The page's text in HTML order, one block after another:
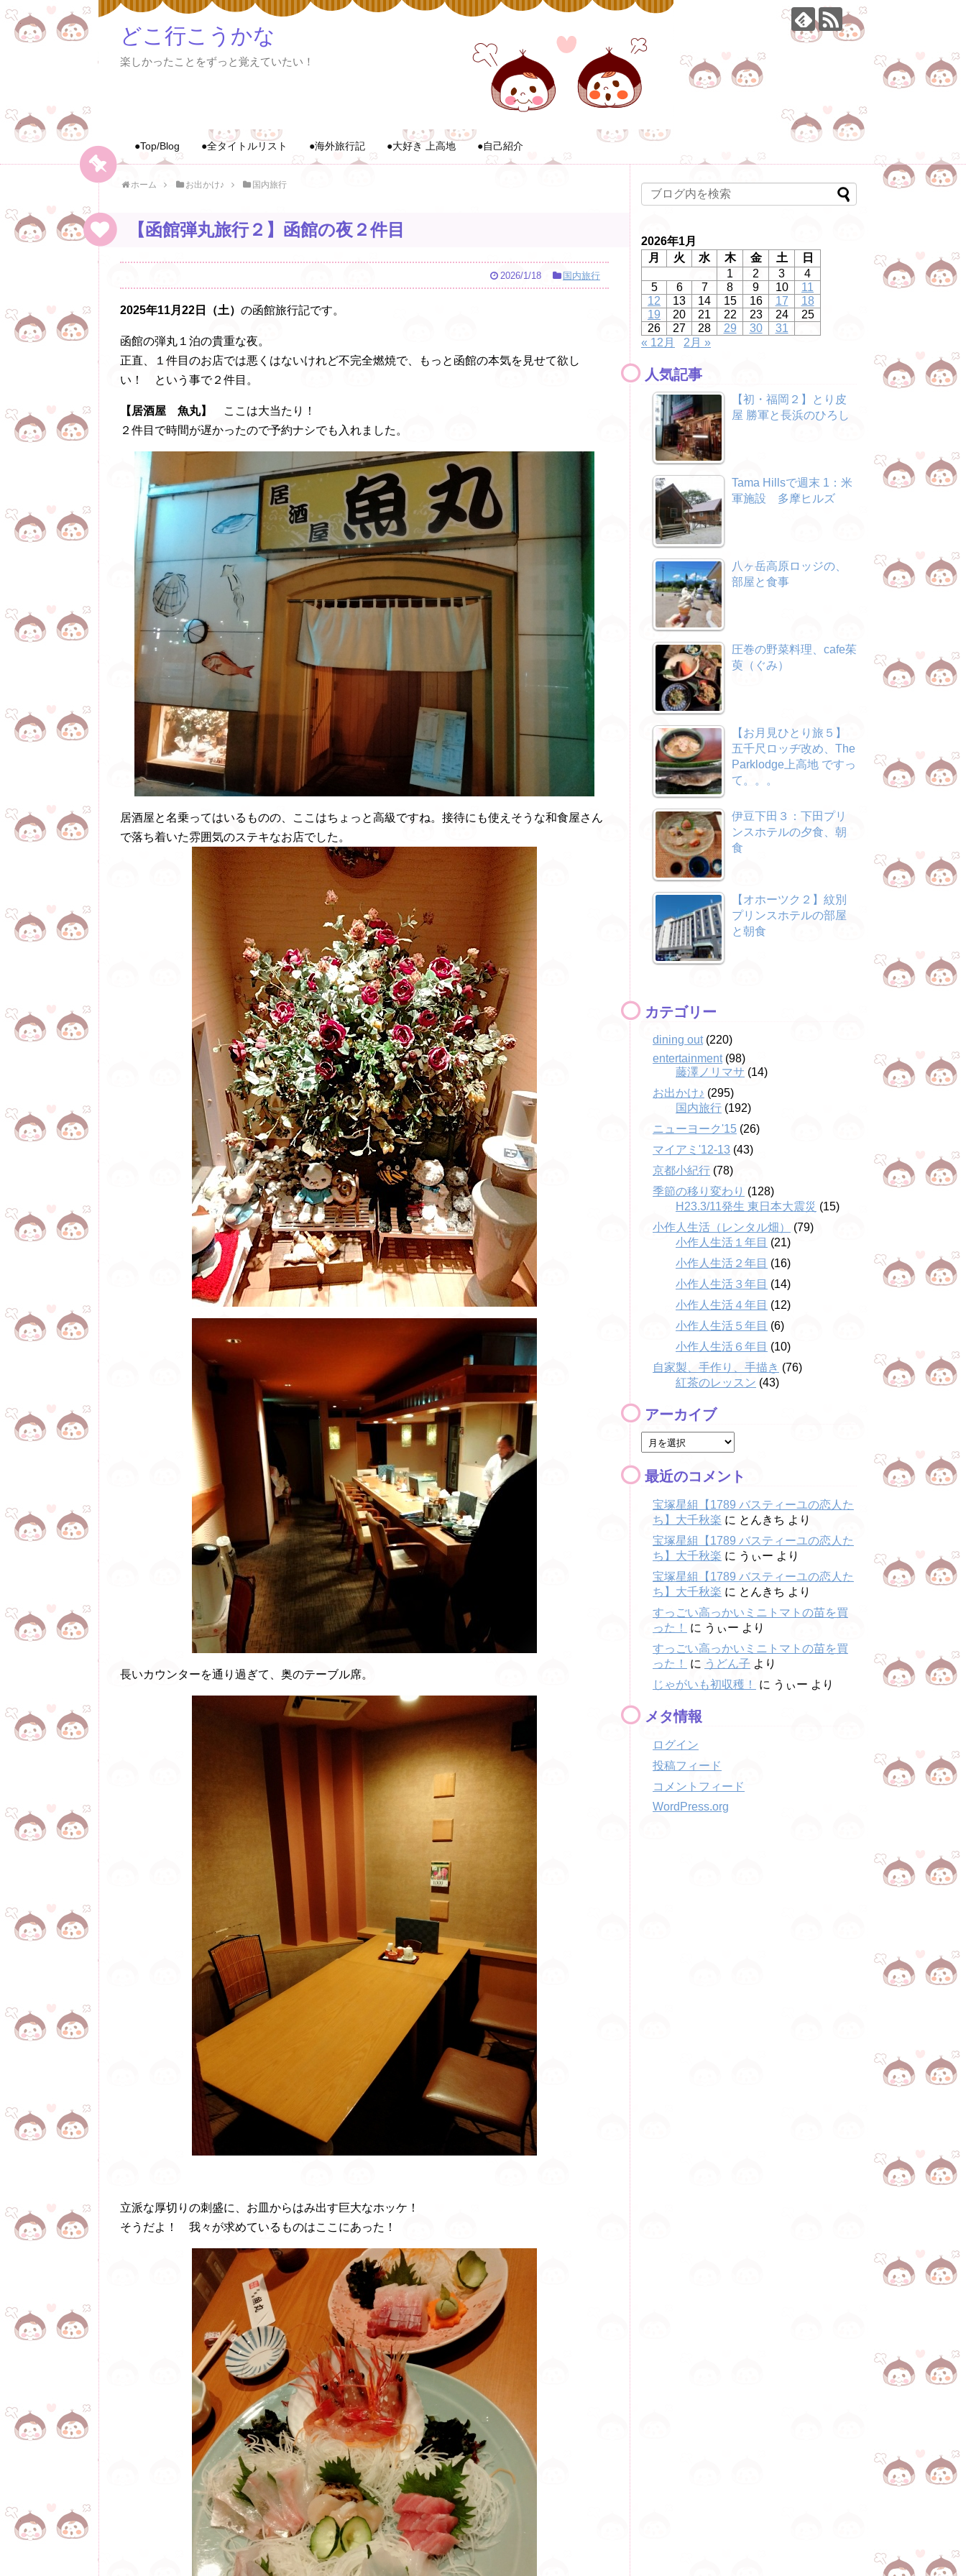
どこ行こうかな
楽しかったことをずっと覚えていたい！
●Top/Blog ●全タイトルリスト ●海外旅行記 ●大好き 上高地 ●自己紹介
ホーム お出かけ♪ 国内旅行
【函館弾丸旅行２】函館の夜２件目
2026/1/18 国内旅行
2025年11月22日（土） の函館旅行記です。
函館の弾丸１泊の貴重な夜。
正直、１件目のお店では悪くはないけれど不完全燃焼で、もっと函館の本気を見せて欲し
い！ という事で２件目。
【居酒屋 魚丸】
ここは大当たり！
２件目で時間が遅かったので予約ナシでも入れました。
居酒屋と名乗ってはいるものの、ここはちょっと高級ですね。接待にも使えそうな和食屋さん
で落ち着いた雰囲気のステキなお店でした。
長いカウンターを通り過ぎて、奥のテーブル席。
立派な厚切りの刺盛に、お皿からはみ出す巨大なホッケ！
そうだよ！ 我々が求めているものはここにあった！
2026年1月
月
火 水 木 金 土
日
1
2 3
4
5
6 7 8 9 10
11
12
13 14 15 16 17
18
19
20 21 22 23 24
25
26
27 28 29 30
31
« 12月
2月 »
人気記事
【初・福岡２】とり皮
屋 勝軍と長浜のひろし
Tama Hillsで週末 1：米
軍施設 多摩ヒルズ
八ヶ岳高原ロッジの、
部屋と食事
圧巻の野菜料理、cafe茱
萸（ぐみ）
【お月見ひとり旅５】
五千尺ロッヂ改め、The
Parklodge上高地 ですっ
て。。。
伊豆下田３：下田プリ
ンスホテルの夕食、朝
食
【オホーツク２】紋別
プリンスホテルの部屋
と朝食
カテゴリー
dining out(220)
entertainment(98)
藤澤ノリマサ (14)
お出かけ♪ (295)
国内旅行 (192)
ニューヨーク'15 (26)
マイアミ'12-13 (43)
京都小紀行 (78)
季節の移り変わり (128)
H23.3/11発生 東日本大震災 (15)
小作人生活（レンタル畑）
(79)
小作人生活１年目 (21)
小作人生活２年目 (16)
小作人生活３年目 (14)
小作人生活４年目 (12)
小作人生活５年目 (6)
小作人生活６年目 (10)
自家製、手作り、手描き (76)
紅茶のレッスン (43)
アーカイブ
最近のコメント
宝塚星組【1789 バスティーユの恋人た
ち】大千秋楽 に とんきち より
宝塚星組【1789 バスティーユの恋人た
ち】大千秋楽 に うぃー より
宝塚星組【1789 バスティーユの恋人た
ち】大千秋楽 に とんきち より
すっごい高っかいミニトマトの苗を買
った！
に うぃー より
すっごい高っかいミニトマトの苗を買
った！
に うどん子 より
じゃがいも初収穫！
に うぃー より
メタ情報
ログイン
投稿フィード
コメントフィード
WordPress.org